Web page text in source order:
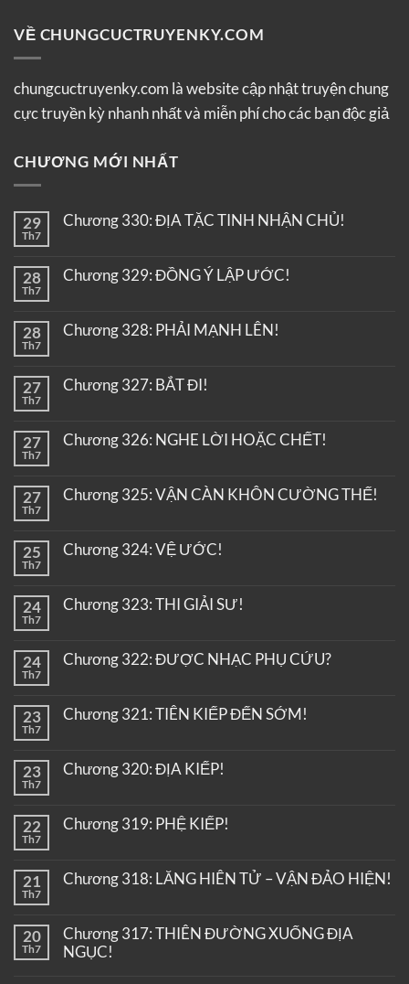
VỀ CHUNGCUCTRUYENKY.COM
chungcuctruyenky.com là website cập nhật truyện chung
cực truyền kỳ nhanh nhất và miễn phí cho các bạn độc giả
CHƯƠNG MỚI NHẤT
29
Th7
Chương 330: ĐỊA TẶC TINH NHẬN CHỦ!
28
Th7
Chương 329: ĐỒNG Ý LẬP ƯỚC!
28
Th7
Chương 328: PHẢI MẠNH LÊN!
27
Th7
Chương 327: BẮT ĐI!
27
Th7
Chương 326: NGHE LỜI HOẶC CHẾT!
27
Th7
Chương 325: VẬN CÀN KHÔN CƯỜNG THẾ!
25
Th7
Chương 324: VỆ ƯỚC!
24
Th7
Chương 323: THI GIẢI SƯ!
24
Th7
Chương 322: ĐƯỢC NHẠC PHỤ CỨU?
23
Th7
Chương 321: TIÊN KIẾP ĐẾN SỚM!
23
Th7
Chương 320: ĐỊA KIẾP!
22
Th7
Chương 319: PHỆ KIẾP!
21
Th7
Chương 318: LĂNG HIÊN TỬ – VẬN ĐẢO HIỆN!
20
Th7
Chương 317: THIÊN ĐƯỜNG XUỐNG ĐỊA
NGỤC!